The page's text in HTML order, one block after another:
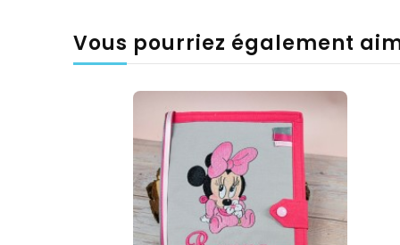
Vous pourriez également